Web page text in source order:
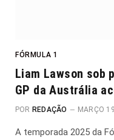
FÓRMULA 1
Liam Lawson sob
GP da Austrália
POR REDAÇÃO MARÇO
A temporada 2025 da